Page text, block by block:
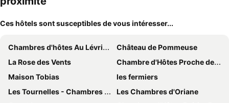
Ces hôtels sont susceptibles de vous intéresser...
Chambres d'hôtes Au Lévrier de Chessy
Château de Pommeuse
La Rose des Vents
Chambre d'Hôtes Proche de Disneyland et Pas Loin de Paris
Maison Tobias
les fermiers
Les Tournelles - Chambres d'hôtes
Les Chambres d'Oriane